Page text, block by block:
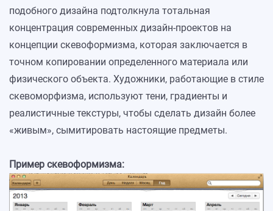
подобного дизайна подтолкнула тотальная
концентрация современных дизайн-проектов на
концепции скевоформизма, которая заключается в
точном копировании определенного материала или
физического объекта. Художники, работающие в стиле
скевоморфизма, используют тени, градиенты и
реалистичные текстуры, чтобы сделать дизайн более
«живым», сымитировать настоящие предметы.
Пример скевоформизма: